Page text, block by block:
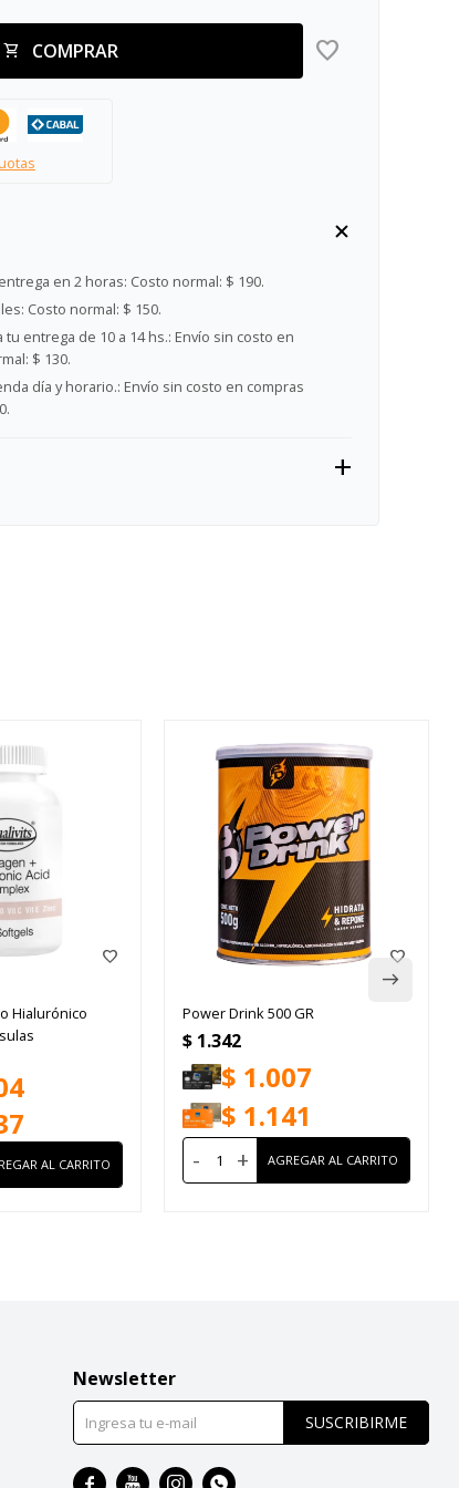
COMPRAR
en 2 horas: Costo normal: $ 190.
Costo normal: $ 150.
entrega de 10 a 14 hs.: Envío sin costo en
$ 130.
día y horario.: Envío sin costo en compras
Hialurónico
Power Drink 500 GR
$ 1.342
$ 1.007
$ 1.141
- +
Newsletter
SUSCRIBIRME
   